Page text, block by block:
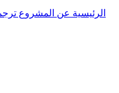
الرئيسية عن المشروع